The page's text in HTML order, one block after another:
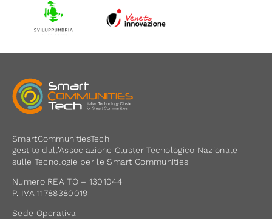
SmartCommunitiesTech
gestito dall’Associazione Cluster Tecnologico Nazionale
sulle Tecnologie per le Smart Communities
Numero REA TO – 1301044
P. IVA 11788380019
Sede Operativa